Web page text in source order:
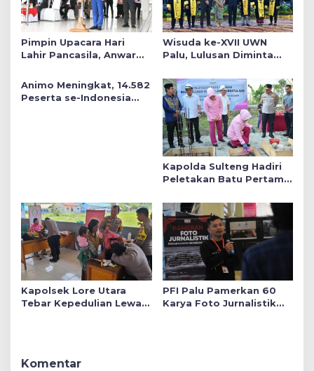
Pimpin Upacara Hari
Lahir Pancasila, Anwar
Sosial dalam Kebijakan
Publik
Wisuda ke-XVII UWN
Palu, Lulusan Diminta
Daerah
Animo Meningkat, 14.582
Peserta se-Indonesia
Kapolda Sulteng Hadiri
Peletakan Batu Pertama
di Sekolah YKB
Kapolsek Lore Utara
Tebar Kepedulian Lewat
PFI Palu Pamerkan 60
Karya Foto Jurnalistik
Komentar